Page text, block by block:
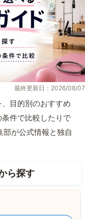
最終更新日：2026/08/07
目的別のおすすめ
件で比較したりで
部が公式情報と独自
ら探す